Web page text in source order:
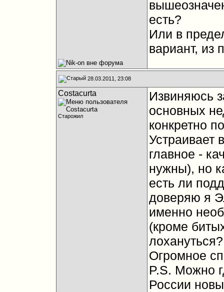
есть?
Или в
вариант, из
28.03.2011, 23:08
Costacurta
Старожил
Извиняюсь
основных
конкретно
Устраивает
главное -
нужны), но
есть ли
доверяю я
именно
(кроме
лохануться?
Огромное
P.S. Можно
России